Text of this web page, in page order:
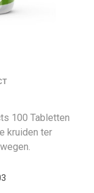
100 Tabletten
kruiden ter